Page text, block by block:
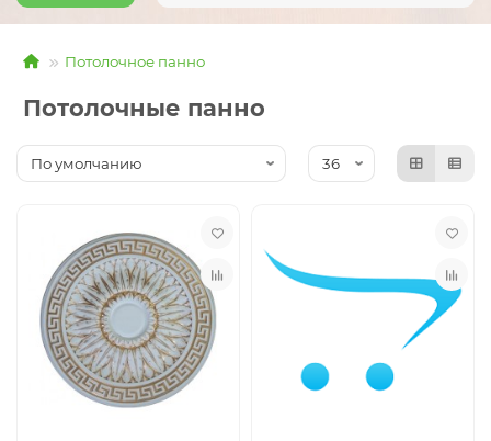
Потолочное панно
Потолочные панно